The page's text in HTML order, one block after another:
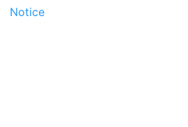
Notice